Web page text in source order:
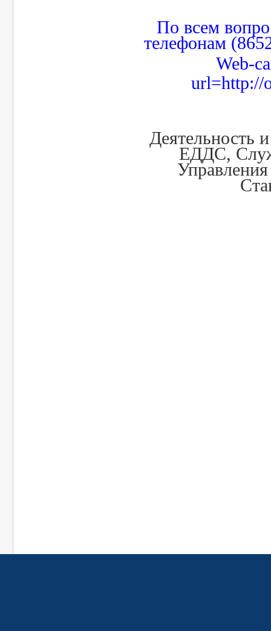
По всем
телефонам
Web-
url=http://
Деятельность
ЕДДС,